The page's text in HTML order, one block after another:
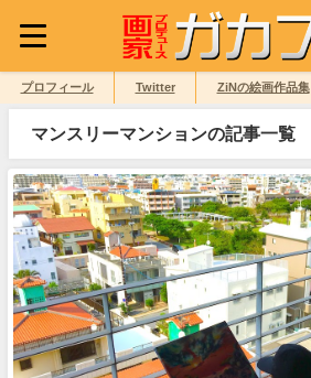
プロフィール Twitter ZiNの絵画作品集
マンスリーマンションの記事一覧